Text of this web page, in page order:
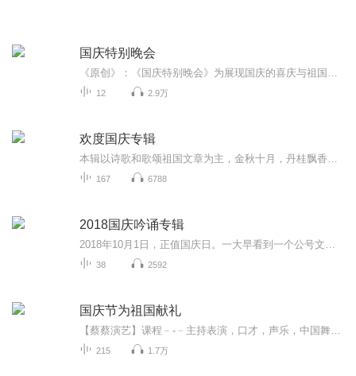
国庆特别晚会
12 2.9万
欢度国庆专辑
167 6788
2018国庆吟诵专辑
38 2592
国庆节为祖国献礼
215 1.7万